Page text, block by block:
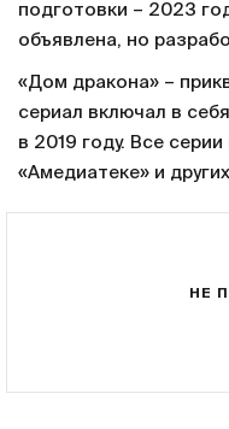
подготовки – 2023
объявлена, но
«Дом дракона» –
сериал включал в
в 2019 году. Все
«Амедиатеке» и
НЕ